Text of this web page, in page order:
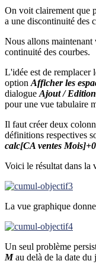
On voit clairement que
a une discontinuité des
Nous allons maintenant
continuité des courbes.
L'idée est de remplacer
option Afficher les
dialogue Ajout /
pour une vue tabulaire
Il faut créer deux
définitions respectives
calc[CA ventes Mois]+0
Voici le résultat dans la
La vue graphique
Un seul problème
Mau delà de la date du